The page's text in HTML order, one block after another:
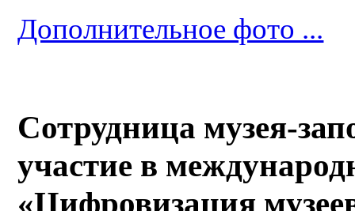
Дополнительное фото ...
Сотрудница музея-
участие в
«Цифровизация